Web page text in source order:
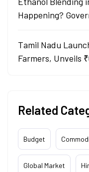
Happening?
Tamil Nadu
Farmers, Unveils
Related
Budget
Global Market